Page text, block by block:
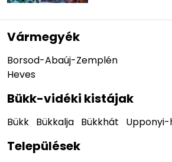
Vármegyék
Borsod-Abaúj-Zemplén
Heves
Bükk-vidéki kistájak
Bükk Bükkalja Bükkhát
Települések